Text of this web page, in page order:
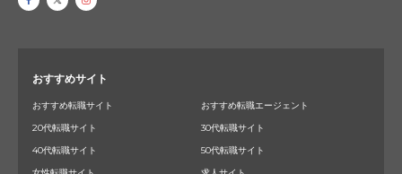
おすすめサイト
おすすめ転職サイト
おすすめ転職エージェント
20代転職サイト
30代転職サイト
40代転職サイト
50代転職サイト